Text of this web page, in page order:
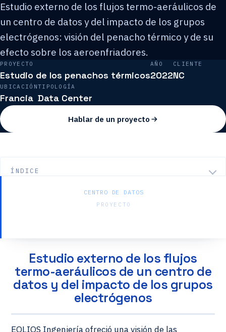
Estudio externo de los flujos termo-aeráulicos de
un centro de datos y del impacto de los grupos
electrógenos: visión del penacho térmico y de su
efecto sobre los aeroenfriadores.
PROYECTO
Estudio de los penachos térmicos
AÑO
2022
CLIENTE
NC
UBICACIÓN
Francia
TIPOLOGÍA
Data Center
Hablar de un proyecto
CENTRO DE DATOS
PROYECTO
ÍNDICE
Estudio externo de los flujos
termo-aeráulicos de un centro de
datos y del impacto de los grupos
electrógenos
EOLIOS Ingeniería ofreció una visión de las